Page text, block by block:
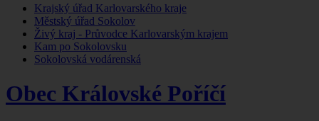
Krajský úřad Karlovarského kraje
Městský úřad Sokolov
Živý kraj - Průvodce Karlovarským krajem
Kam po Sokolovsku
Sokolovská vodárenská
Obec Královské Poříčí